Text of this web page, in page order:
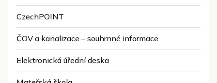
CzechPOINT
ČOV a kanalizace – souhrnné informace
Elektronická úřední deska